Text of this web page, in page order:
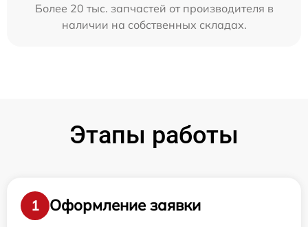
Более 20 тыс. запчастей от производителя в
наличии на собственных складах.
Этапы работы
1
Оформление заявки